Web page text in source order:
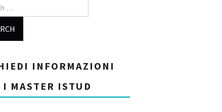
INFORMAZIONI
I MASTER ISTUD